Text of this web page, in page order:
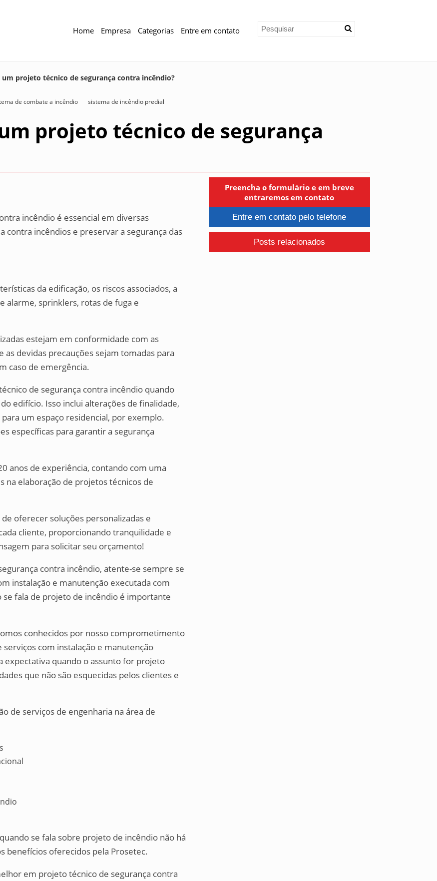
Home Empresa Categorias Entre em contato
projeto técnico de segurança contra incêndio?
de combate a incêndio sistema de incêndio predial
projeto técnico de segurança
incêndio é essencial em diversas
contra incêndios e preservar a segurança das
da edificação, os riscos associados, a
alarme, sprinklers, rotas de fuga e
estejam em conformidade com as
devidas precauções sejam tomadas para
caso de emergência.
de segurança contra incêndio quando
edifício. Isso inclui alterações de finalidade,
um espaço residencial, por exemplo.
específicas para garantir a segurança
anos de experiência, contando com uma
elaboração de projetos técnicos de
de oferecer soluções personalizadas e
cliente, proporcionando tranquilidade e
para solicitar seu orçamento!
contra incêndio, atente-se sempre se
instalação e manutenção executada com
fala de projeto de incêndio é importante
conhecidos por nosso comprometimento
com instalação e manutenção
expectativa quando o assunto for projeto
que não são esquecidas pelos clientes e
de serviços de engenharia na área de
se fala sobre projeto de incêndio não há
benefícios oferecidos pela Prosetec.
em projeto técnico de segurança contra
Preencha o formulário e em breve
entraremos em contato
Entre em contato pelo telefone
Posts relacionados